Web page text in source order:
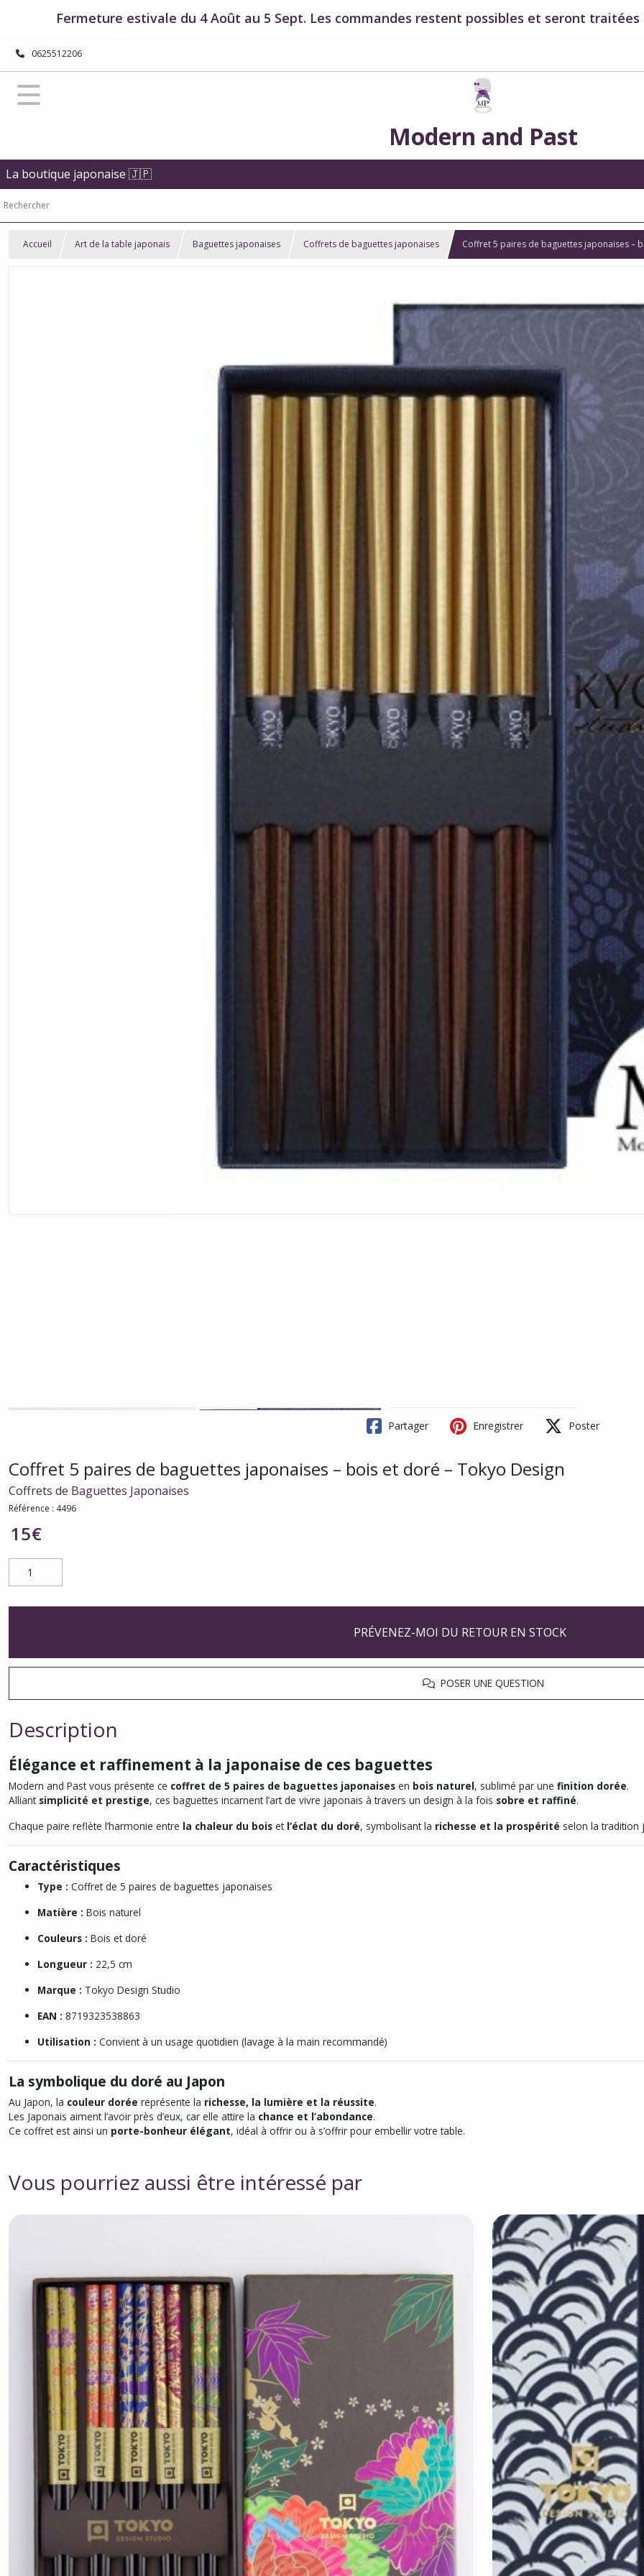
Fermeture estivale du 4 Août au 5 Sept. Les commandes restent possibles et seront
0625512206
Modern and Past
La boutique japonaise 🇯🇵
Accueil Art de la table japonais Baguettes japonaises Coffrets de baguettes japonaises Coffret 5 paires de baguettes japonaises –
Partager Enregistrer Poster
Coffret 5 paires de baguettes japonaises – bois et doré – Tokyo Design
Coffrets de Baguettes Japonaises
Référence : 4496
15€
PRÉVENEZ-MOI DU RETOUR EN STOCK
POSER UNE QUESTION
Description
Élégance et raffinement à la japonaise de ces baguettes
Modern and Past vous présente ce coffret de 5 paires de baguettes japonaises en bois naturel, sublimé par une finition dorée.
Alliant simplicité et prestige, ces baguettes incarnent l’art de vivre japonais à travers un design à la fois sobre et raffiné.
Chaque paire reflète l’harmonie entre la chaleur du bois et l’éclat du doré, symbolisant la richesse et la prospérité selon la tradition
Caractéristiques
Type : Coffret de 5 paires de baguettes japonaises
Matière : Bois naturel
Couleurs : Bois et doré
Longueur : 22,5 cm
Marque : Tokyo Design Studio
EAN : 8719323538863
Utilisation : Convient à un usage quotidien (lavage à la main recommandé)
La symbolique du doré au Japon
Au Japon, la couleur dorée représente la richesse, la lumière et la réussite.
Les Japonais aiment l’avoir près d’eux, car elle attire la chance et l’abondance.
Ce coffret est ainsi un porte-bonheur élégant, idéal à offrir ou à s’offrir pour embellir votre table.
Vous pourriez aussi être intéressé par